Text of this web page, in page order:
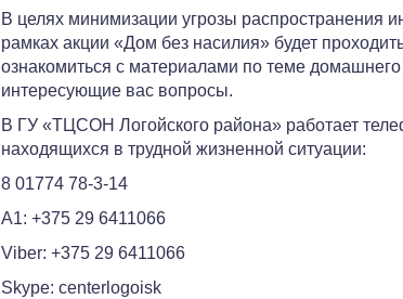
В целях минимизации угрозы распространения
рамках акции «Дом без насилия» будет
ознакомиться с материалами по теме
интересующие вас вопросы.
В ГУ «ТЦСОН Логойского района» работает
находящихся в трудной жизненной ситуации:
8 01774 78-3-14
А1: +375 29 6411066
Viber: +375 29 6411066
Skype: centerlogoisk